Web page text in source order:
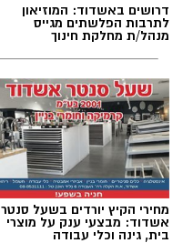
דרושים באשדוד: המוזיאון
לתרבות הפלשתים מגייס
מנהל/ת מחלקת חינוך
מחירי הקיץ יורדים בשעל סנטר
אשדוד: מבצעי ענק על מוצרי
בית, גינה וכלי עבודה